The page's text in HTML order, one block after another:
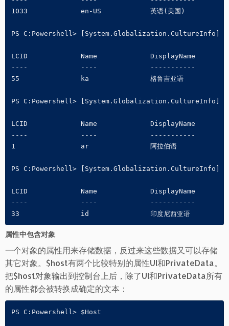
1033             en-US            英语(美国)
PS C:Powershell> [System.Globalization.CultureInfo]
LCID             Name             DisplayName
----             ----             -----------
55               ka               格鲁吉亚语
PS C:Powershell> [System.Globalization.CultureInfo] 1
LCID             Name             DisplayName
----             ----             -----------
1                ar               阿拉伯语
PS C:Powershell> [System.Globalization.CultureInfo]
LCID             Name             DisplayName
----             ----             -----------
33               id               印度尼西亚语
属性中包含对象
一个对象的属性用来存储数据，反过来这些数据又可以存储
其它对象。$host有两个比较特别的属性UI和PrivateData。
把$host对象输出到控制台上后，除了UI和PrivateData所有
的属性都会被转换成确定的文本：
PS C:Powershell> $Host